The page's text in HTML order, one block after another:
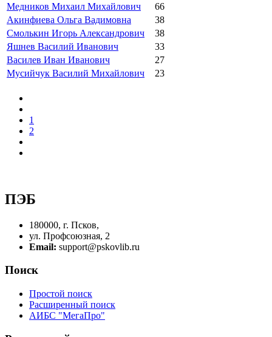
Медников Михаил Михайлович
66
Акинфиева Ольга Вадимовна
38
Смолькин Игорь Александрович
38
Яшнев Василий Иванович
33
Василев Иван Иванович
27
Мусийчук Василий Михайлович
23
1
2
ПЭБ
180000, г. Псков,
ул. Профсоюзная, 2
Email: support@pskovlib.ru
Поиск
Простой поиск
Расширенный поиск
АИБС "МегаПро"